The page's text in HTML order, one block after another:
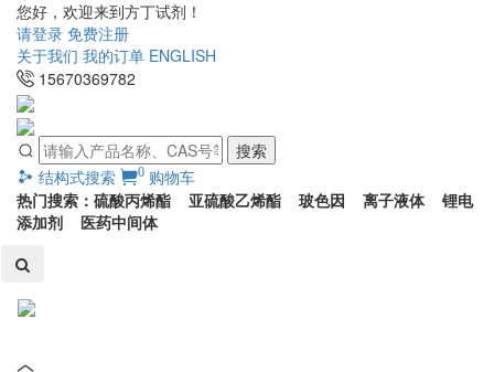
您好，欢迎来到方丁试剂！
请登录 免费注册
关于我们 我的订单 ENGLISH
15670369782
搜索
结构式搜索
0 购物车
热门搜索：硫酸丙烯酯 亚硫酸乙烯酯 玻色因 离子液体 锂电
添加剂 医药中间体